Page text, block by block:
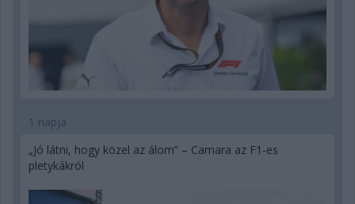
1 napja
„Jó látni, hogy közel az álom” – Camara az F1-es
pletykákról